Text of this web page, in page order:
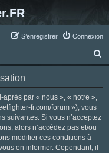
Connexion
S’enregistrer
e
après par « nous », « notre »,
fr.com/forum »), vous
suivantes. Si vous n’acceptez
alors n’accédez pas et/ou
modifier ces conditions à
en informer. Cependant, il